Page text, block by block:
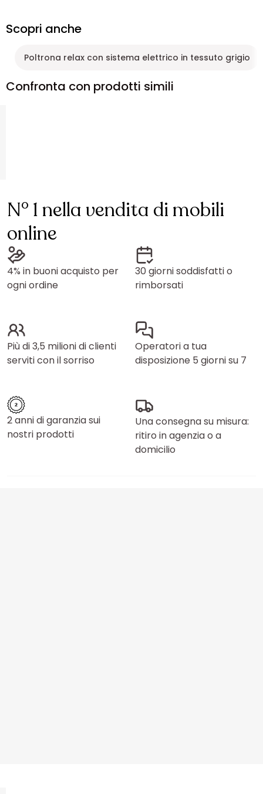
Scopri anche
Poltrona relax con sistema elettrico in tessuto grigio
Confronta con prodotti simili
N° 1 nella vendita di mobili
online
4% in buoni acquisto per
ogni ordine
30 giorni soddisfatti o
rimborsati
Più di 3,5 milioni di clienti
serviti con il sorriso
Operatori a tua
disposizione 5 giorni su 7
2 anni di garanzia sui
nostri prodotti
Una consegna su misura:
ritiro in agenzia o a
domicilio